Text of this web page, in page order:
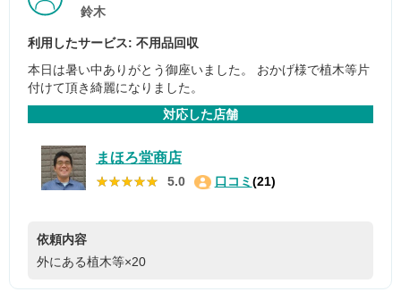
鈴木
利用したサービス: 不用品回収
本日は暑い中ありがとう御座いました。 おかげ様で植木等片
付けて頂き綺麗になりました。
対応した店舗
まほろ堂商店
★★★★★
★★★★★ 5.0 口コミ (21)
依頼内容
外にある植木等×20